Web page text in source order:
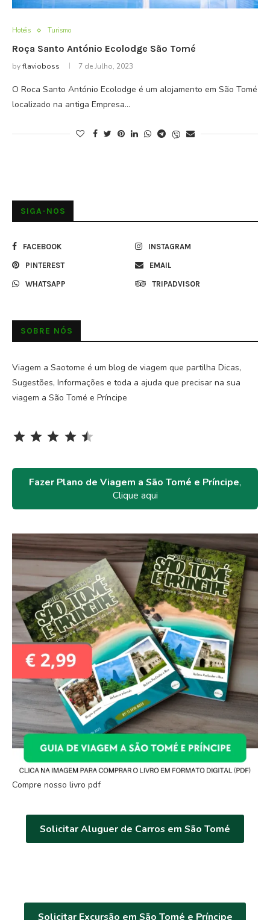
Hotéis Turismo
Roça Santo António Ecolodge São Tomé
byflavioboss 7 de Julho, 2023
O Roca Santo António Ecolodge é um alojamento em São Tomé
localizado na antiga Empresa…
SIGA-NOS
FACEBOOK INSTAGRAM
PINTEREST EMAIL
WHATSAPP TRIPADVISOR
SOBRE NÓS
Viagem a Saotome é um blog de viagem que partilha Dicas,
Sugestões, Informações e toda a ajuda que precisar na sua
viagem a São Tomé e Príncipe
⭐⭐⭐ ⭐⭐
Fazer Plano de Viagem a São Tomé e Príncipe,
Clique aqui
Compre nosso livro pdf
Solicitar Aluguer de Carros em São Tomé
Solicitar Excursão em São Tomé e Príncipe